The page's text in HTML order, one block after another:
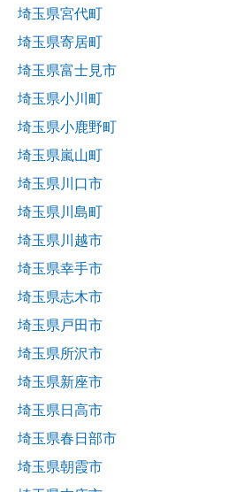
埼玉県宮代町
埼玉県寄居町
埼玉県富士見市
埼玉県小川町
埼玉県小鹿野町
埼玉県嵐山町
埼玉県川口市
埼玉県川島町
埼玉県川越市
埼玉県幸手市
埼玉県志木市
埼玉県戸田市
埼玉県所沢市
埼玉県新座市
埼玉県日高市
埼玉県春日部市
埼玉県朝霞市